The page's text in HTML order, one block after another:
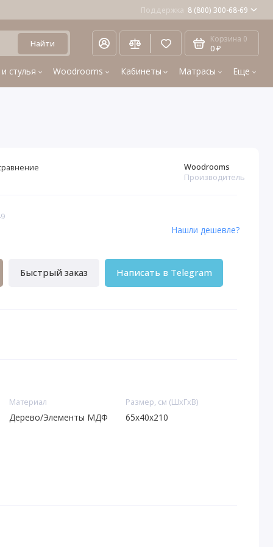
Поддержка 8 (800) 300-68-69
Найти Корзина 0
0 ₽
стулья Woodrooms Кабинеты Матрасы Еще
Woodrooms
Производитель
Быстрый заказ Написать в Telegram
Нашли дешевле?
Материал
Дерево/Элементы МДФ
Размер, см (ШхГхВ)
65x40x210